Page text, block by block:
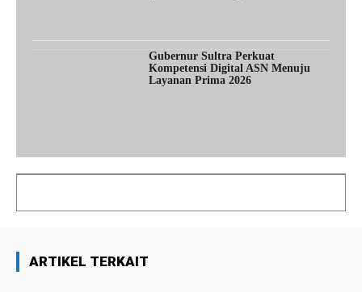
Gubernur Sultra Perkuat
Kompetensi Digital ASN Menuju
Layanan Prima 2026
ARTIKEL TERKAIT